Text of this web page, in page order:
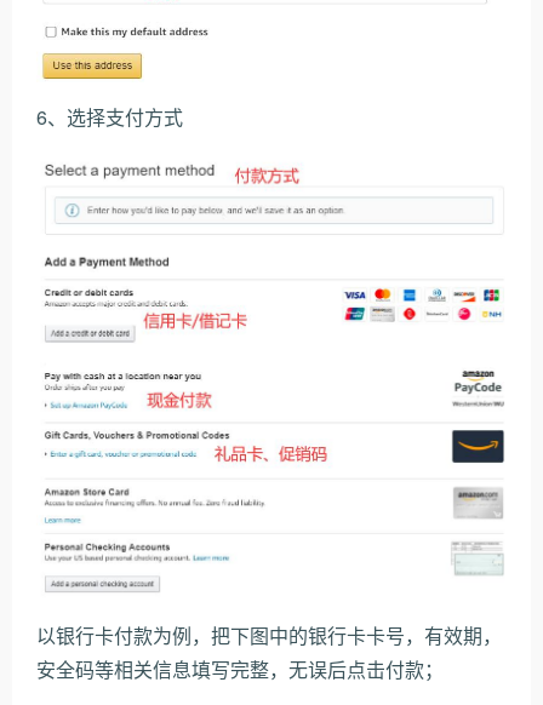
6、选择支付方式
以银行卡付款为例，把下图中的银行卡卡号，有效期，
安全码等相关信息填写完整，无误后点击付款；